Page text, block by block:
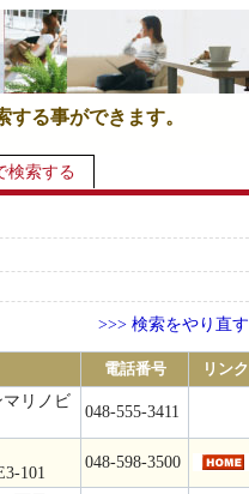
る事ができます。
検索する
>>> 検索をやり直す
電話番号 リンク
マリノビ
048-555-3411
101
048-598-3500